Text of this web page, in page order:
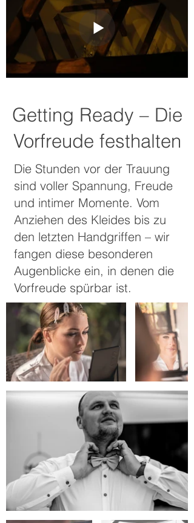
Getting Ready – Die
Vorfreude festhalten
Die Stunden vor der Trauung
sind voller Spannung, Freude
und intimer Momente. Vom
Anziehen des Kleides bis zu
den letzten Handgriffen – wir
fangen diese besonderen
Augenblicke ein, in denen die
Vorfreude spürbar ist.